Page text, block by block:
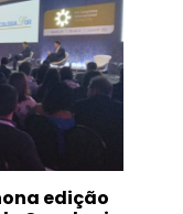
edição